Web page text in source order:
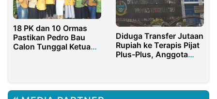
18 PK dan 10 Ormas
Pastikan Pedro Bau
Calon Tunggal Ketua
Diduga Transfer Jutaan
Rupiah ke Terapis Pijat
Plus-Plus, Anggota